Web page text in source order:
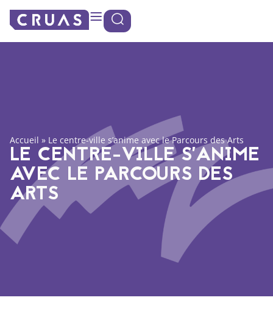
Panneau de gestion des cookies
Accueil » Le centre-ville s’anime avec le Parcours des Arts
LE CENTRE-VILLE S’ANIME
AVEC LE PARCOURS DES
ARTS